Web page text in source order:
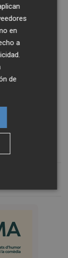
a cierre
descenso
petróleo
frente al
verdes',
se
en
a
de